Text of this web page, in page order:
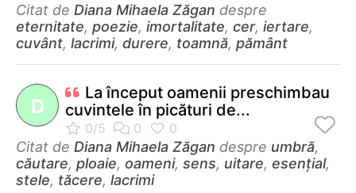
Citat de Diana Mihaela Zăgan despre
eternitate, poezie, imortalitate, cer, iertare,
cuvânt, lacrimi, durere, toamnă, pământ
D
La început oamenii preschimbau
cuvintele în picături de...
Citat de Diana Mihaela Zăgan despre umbră,
căutare, ploaie, oameni, sens, uitare, esențial,
stele, tăcere, lacrimi